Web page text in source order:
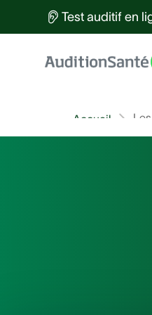
Test auditif en
Des équipes
services
Votre 1er
Accueil